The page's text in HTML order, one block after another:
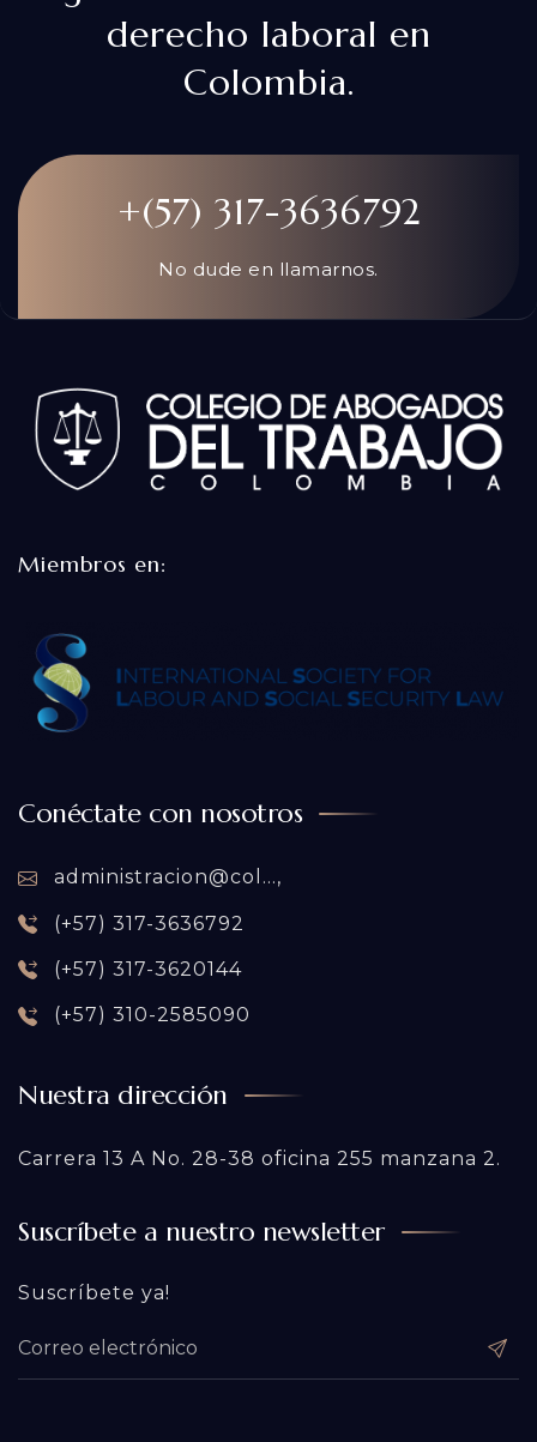
derecho laboral en
Colombia.
+(57) 317-3636792
No dude en llamarnos.
Miembros en:
Conéctate con nosotros
administracion@col...,
(+57) 317-3636792
(+57) 317-3620144
(+57) 310-2585090
Nuestra dirección
Carrera 13 A No. 28-38 oficina 255 manzana 2.
Suscríbete a nuestro newsletter
Suscríbete ya!